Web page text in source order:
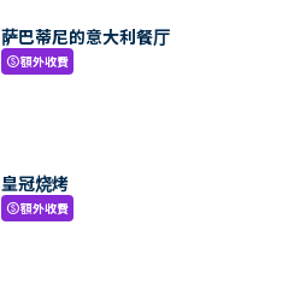
萨巴蒂尼的意大利餐厅
paid額外收費
皇冠烧烤
paid額外收費